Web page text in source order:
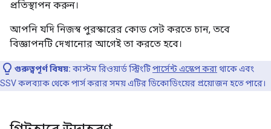
প্রতিস্থাপন করুন।
আপনি যদি নিজস্ব পুরস্কারের কোড সেট করতে চান, তবে
বিজ্ঞাপনটি দেখানোর আগেই তা করতে হবে।
গুরুত্বপূর্ণ বিষয়: কাস্টম রিওয়ার্ড স্ট্রিংটিপার্সেন্ট এস্কেপ করা থাকে এবং
SSV কলব্যাক থেকে পার্স করার সময় এটির ডিকোডিংয়ের প্রয়োজন হতে পারে।